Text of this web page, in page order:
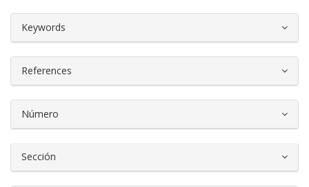
Keywords
References
Número
Sección